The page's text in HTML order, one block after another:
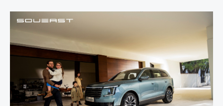
SOUEAST
aspira
a
ser
nuevo
referente
en